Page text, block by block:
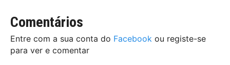
Comentários
Entre com a sua conta do Facebook ou registe-se
para ver e comentar